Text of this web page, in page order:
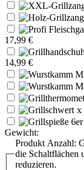
17,99 €
14,99 €
x
Gewicht:
Produkt Anzahl:
die Schaltflächen
reduzieren.